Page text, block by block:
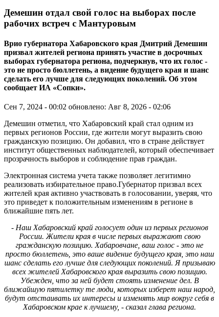
Демешин отдал свой голос на выборах после
рабочих встреч с Мантуровым
Врио губернатора Хабаровского края Дмитрий Демешин
призвал жителей региона принять участие в досрочных
выборах губернатора региона, подчеркнув, что их голос -
это не просто бюллетень, а видение будущего края и шанс
сделать его лучше для следующих поколений. Об этом
сообщает ИА «Сопки».
Сен 7, 2024 - 00:02 обновлено: Авг 8, 2026 - 02:06
Демешин отметил, что Хабаровский край стал одним из
первых регионов России, где жители могут выразить свою
гражданскую позицию. Он добавил, что в стране действует
институт общественных наблюдателей, который обеспечивает
прозрачность выборов и соблюдение прав граждан.
Электронная система учета также позволяет легитимно
реализовать избирательное право.Губернатор призвал всех
жителей края активно участвовать в голосовании, уверяя, что
это приведет к положительным изменениям в регионе в
ближайшие пять лет.
- Наш Хабаровский край голосует один из первых регионов
России. Жители края в числе первых выражают свою
гражданскую позицию. Хабаровчане, ваш голос - это не
просто бюллетень, это ваше видение будущего края, это наш
шанс сделать его лучше для следующих поколений. Я призываю
всех жителей Хабаровского края выразить свою позицию.
Убежден, что за ней будет стоять изменение дел. В
ближайшую пятилетку те люди, которых изберет наш народ,
будут отстаивать их интересы и изменять мир вокруг себя в
Хабаровском крае к лучшему, - сказал глава региона.